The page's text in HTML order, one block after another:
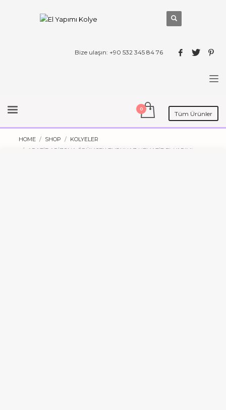
Bize ulaşın: +90 532 345 84 76
Tüm Ürünler
HOME SHOP
KOLYELER
APATIT ARIZONA ÖRÜMCEK TURKUAZ HEMATIT EL YAPIMI